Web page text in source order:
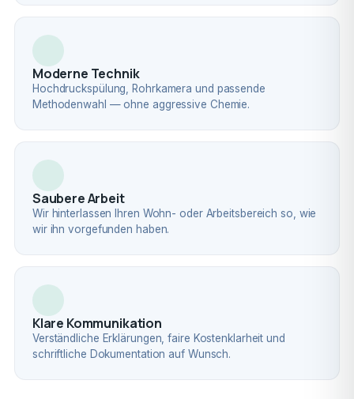
Moderne Technik
Hochdruckspülung, Rohrkamera und passende
Methodenwahl — ohne aggressive Chemie.
Saubere Arbeit
Wir hinterlassen Ihren Wohn- oder Arbeitsbereich so, wie
wir ihn vorgefunden haben.
Klare Kommunikation
Verständliche Erklärungen, faire Kostenklarheit und
schriftliche Dokumentation auf Wunsch.